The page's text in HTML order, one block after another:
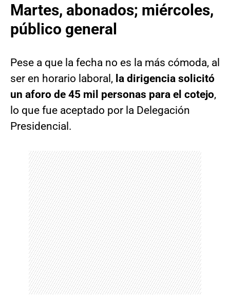
Martes, abonados; miércoles,
público general
Pese a que la fecha no es la más cómoda, al
ser en horario laboral, la dirigencia solicitó
un aforo de 45 mil personas para el cotejo,
lo que fue aceptado por la Delegación
Presidencial.